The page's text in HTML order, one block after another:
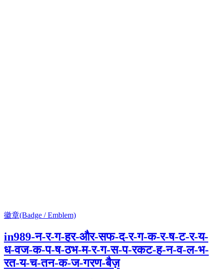
徽章(Badge / Emblem)
in989-न-र-ग-हर-और-सफ-द-र-ग-क-र-ष-ट-र-य-
ध-वज-क-प-ष-ठभ-म-र-ग-स-प-रकट-ह-न-व-ल-भ-
रत-य-च-तन-क-ज-गरण-बैज़